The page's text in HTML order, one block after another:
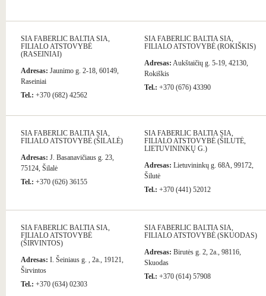
SIA FABERLIC BALTIA SIA,
FILIALO ATSTOVYBĖ
(RASEINIAI)
Adresas: Jaunimo g. 2-18, 60149,
Raseiniai
Tel.: +370 (682) 42562
SIA FABERLIC BALTIA SIA,
FILIALO ATSTOVYBĖ (ROKIŠKIS)
Adresas: Aukštaičių g. 5-19, 42130,
Rokiškis
Tel.: +370 (676) 43390
SIA FABERLIC BALTIA SIA,
FILIALO ATSTOVYBĖ (ŠILALĖ)
Adresas: J. Basanavičiaus g. 23,
75124, Šilalė
Tel.: +370 (626) 36155
SIA FABERLIC BALTIA SIA,
FILIALO ATSTOVYBĖ (ŠILUTĖ,
LIETUVININKŲ G.)
Adresas: Lietuvininkų g. 68A, 99172,
Šilutė
Tel.: +370 (441) 52012
SIA FABERLIC BALTIA SIA,
FILIALO ATSTOVYBĖ
(ŠIRVINTOS)
Adresas: I. Šeiniaus g. , 2a., 19121,
Širvintos
Tel.: +370 (634) 02303
SIA FABERLIC BALTIA SIA,
FILIALO ATSTOVYBĖ (SKUODAS)
Adresas: Birutės g. 2, 2a., 98116,
Skuodas
Tel.: +370 (614) 57908